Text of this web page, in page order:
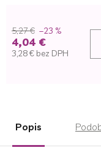
5,27 € –23 %
4,04 €
3,28 € bez DPH
Popis